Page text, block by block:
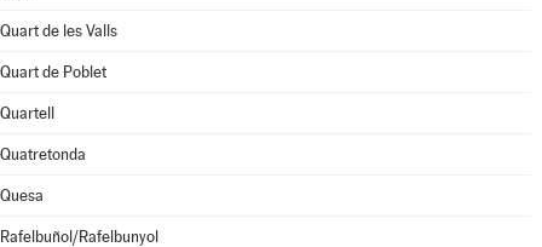
Quart de les Valls
Quart de Poblet
Quartell
Quatretonda
Quesa
Rafelbuñol/Rafelbunyol